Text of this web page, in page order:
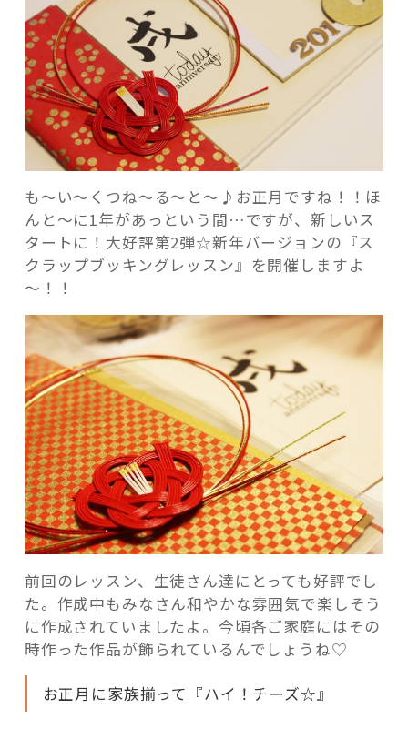
記事検索
ン
グ】
2018
戌-
干
支
の
筆
文
字
入
り
デ
イ
ン
で、
毎
年
習
慣
に
し
た
い
家
族
の
今
を
す！”
も～い～くつね～る～と～♪お正月ですね！！ほ
んと～に1年があっという間…ですが、新しいス
タートに！大好評第2弾☆新年バージョンの『ス
クラップブッキングレッスン』を開催しますよ
～！！
前回のレッスン、生徒さん達にとっても好評でし
た。作成中もみなさん和やかな雰囲気で楽しそう
に作成されていましたよ。今頃各ご家庭にはその
時作った作品が飾られているんでしょうね♡
お正月に家族揃って『ハイ！チーズ☆』